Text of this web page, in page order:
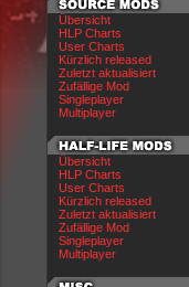
Übersicht
HLP Charts
User Charts
Kürzlich released
Zuletzt aktualisiert
Zufällige Mod
Singleplayer
Multiplayer
Übersicht
HLP Charts
User Charts
Kürzlich released
Zuletzt aktualisiert
Zufällige Mod
Singleplayer
Multiplayer